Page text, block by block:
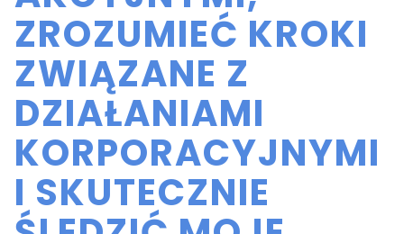
CS
ZROZUMIEĆ KROKI
ZWIĄZANE Z
DZIAŁANIAMI
KORPORACYJNYMI
I SKUTECZNIE